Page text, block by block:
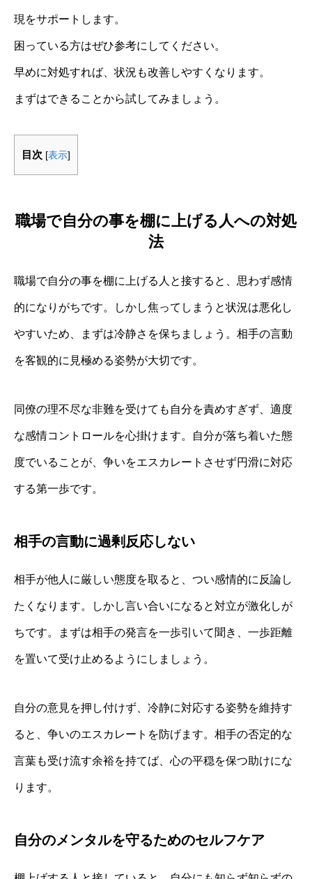
現をサポートします。
困っている方はぜひ参考にしてください。
早めに対処すれば、状況も改善しやすくなります。
まずはできることから試してみましょう。
目次 [表示]
職場で自分の事を棚に上げる人への対処
法
職場で自分の事を棚に上げる人と接すると、思わず感情
的になりがちです。しかし焦ってしまうと状況は悪化し
やすいため、まずは冷静さを保ちましょう。相手の言動
を客観的に見極める姿勢が大切です。
同僚の理不尽な非難を受けても自分を責めすぎず、適度
な感情コントロールを心掛けます。自分が落ち着いた態
度でいることが、争いをエスカレートさせず円滑に対応
する第一歩です。
相手の言動に過剰反応しない
相手が他人に厳しい態度を取ると、つい感情的に反論し
たくなります。しかし言い合いになると対立が激化しが
ちです。まずは相手の発言を一歩引いて聞き、一歩距離
を置いて受け止めるようにしましょう。
自分の意見を押し付けず、冷静に対応する姿勢を維持す
ると、争いのエスカレートを防げます。相手の否定的な
言葉も受け流す余裕を持てば、心の平穏を保つ助けにな
ります。
自分のメンタルを守るためのセルフケア